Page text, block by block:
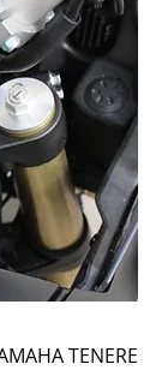
TENERE